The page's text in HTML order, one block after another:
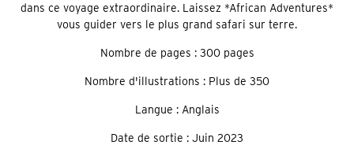
dans ce voyage extraordinaire. Laissez *African Adventures*
vous guider vers le plus grand safari sur terre.
Nombre de pages : 300 pages
Nombre d'illustrations : Plus de 350
Langue : Anglais
Date de sortie : Juin 2023